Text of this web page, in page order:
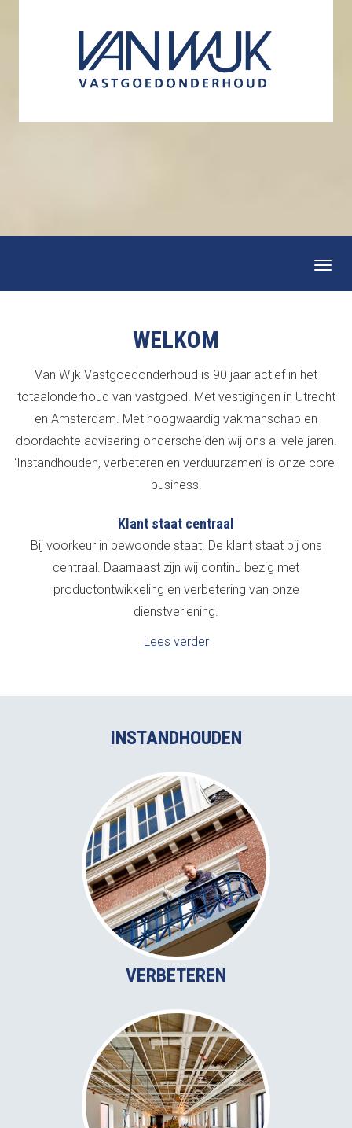
WELKOM
Van Wijk Vastgoedonderhoud is 90 jaar actief in het
totaalonderhoud van vastgoed. Met vestigingen in Utrecht
en Amsterdam. Met hoogwaardig vakmanschap en
doordachte advisering onderscheiden wij ons al vele jaren.
‘Instandhouden, verbeteren en verduurzamen’ is onze core-
business.
Klant staat centraal
Bij voorkeur in bewoonde staat. De klant staat bij ons
centraal. Daarnaast zijn wij continu bezig met
productontwikkeling en verbetering van onze
dienstverlening.
Lees verder
INSTANDHOUDEN
VERBETEREN